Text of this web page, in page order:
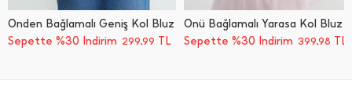
Önden Bağlamalı Geniş Kol Bluz
Sepette %30 İndirim 299,99 TL
Önü Bağlamalı Yarasa Kol Bluz
Sepette %30 İndirim 399,98 TL